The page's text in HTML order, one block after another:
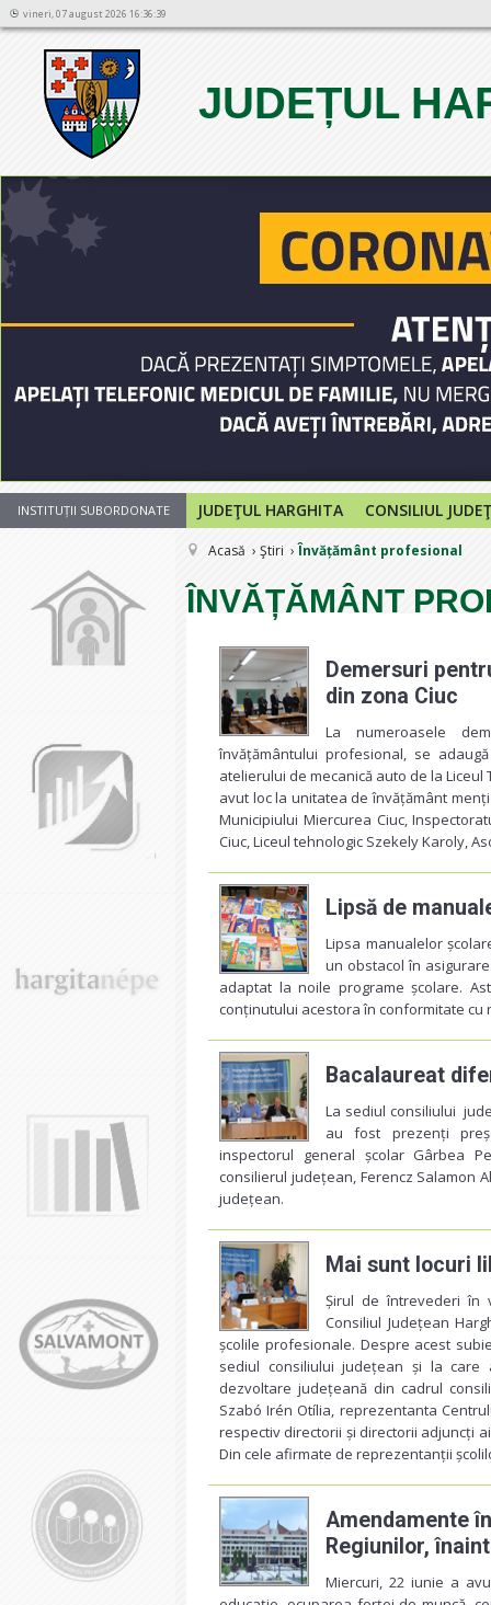
vineri, 07 august 2026 16:36:39
JUDEȚUL
12
INSTITUȚII SUBORDONATE JUDEŢUL HARGHITA CONSILIUL
Acasă Ştiri Învățământ profesional
ÎNVĂȚĂMÂNT
Demersuri
din zona Ciuc
La numeroasele
învățământului profesional, se
atelierului de mecanică auto de la
avut loc la unitatea de învățământ
Municipiului Miercurea Ciuc,
Ciuc, Liceul tehnologic Szekely Karoly,
Lipsă de
Lipsa manualelor
un obstacol în
adaptat la noile programe școlare.
conținutului acestora în conformitate cu
Bacalaureat
La sediul consiliului
au fost prezenți
inspectorul general școlar Gârbea
consilierul județean, Ferencz Salamon
județean.
Mai sunt locuri
Șirul de întrevederi în
Consiliul Județean
școlile profesionale. Despre acest
sediul consiliului județean și la
dezvoltare județeană din cadrul
Szabó Irén Otília, reprezentanta
respectiv directorii și directorii adjuncți
Din cele afirmate de reprezentanții
Amendamente
Regiunilor,
Miercuri, 22 iunie a